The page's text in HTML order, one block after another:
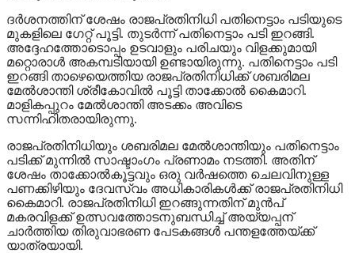
ദര്‍ശനത്തിന് ശേഷം രാജപ്രതിനിധി പതിനെട്ടാം പടിയുടെ
മുകളിലെ ഗേറ്റ് പൂട്ടി. തുടര്‍ന്ന് പതിനെട്ടാം പടി ഇറങ്ങി.
അദ്ദേഹത്തോടൊപ്പം ഉടവാളും പരിചയും വിളക്കുമായി
മറ്റൊരാള്‍ അകമ്പടിയായി ഉണ്ടായിരുന്നു. പതിനെട്ടാം പടി
ഇറങ്ങി താഴെയെത്തിയ രാജപ്രതിനിധിക്ക് ശബരിമല
മേല്‍ശാന്തി ശ്രീകോവില്‍ പൂട്ടി താക്കോല്‍ കൈമാറി.
മാളികപ്പുറം മേല്‍ശാന്തി അടക്കം അവിടെ
സന്നിഹിതരായിരുന്നു.
രാജപ്രതിനിധിയും ശബരിമല മേല്‍ശാന്തിയും പതിനെട്ടാം
പടിക്ക് മുന്നില്‍ സാഷ്ടാംഗം പ്രണാമം നടത്തി. അതിന്
ശേഷം താക്കോല്‍കൂട്ടവും ഒരു വര്‍ഷത്തെ ചെലവിനുള്ള
പണക്കിഴിയും ദേവസ്വം അധികാരികള്‍ക്ക് രാജപ്രതിനിധി
കൈമാറി. രാജപ്രതിനിധി ഇറങ്ങുന്നതിന് മുന്‍പ്
മകരവിളക്ക് ഉത്സവത്തോടനുബന്ധിച്ച് അയ്യപ്പന്
ചാര്‍ത്തിയ തിരുവാഭരണ പേടകങ്ങള്‍ പന്തളത്തേയ്ക്ക്
യാത്രയായി.